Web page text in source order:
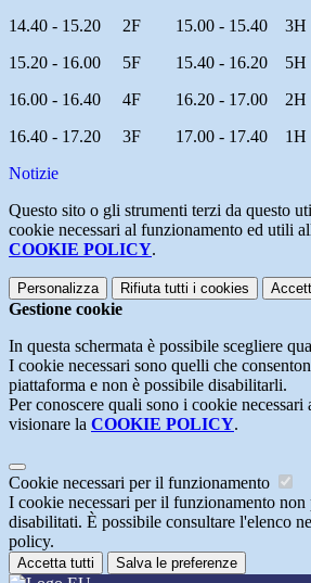
14.40 - 15.20 2F 15.00 - 15.40 3H
15.20 - 16.00 5F 15.40 - 16.20 5H
16.00 - 16.40 4F 16.20 - 17.00 2H
16.40 - 17.20 3F 17.00 - 17.40 1H
Notizie
Questo sito o gli strumenti terzi da questo
cookie necessari al funzionamento ed utili
COOKIE POLICY.
Personalizza Rifiuta tutti i cookies
Gestione cookie
In questa schermata è possibile scegliere
I cookie necessari sono quelli che
piattaforma e non è possibile disabilitarli.
Per conoscere quali sono i cookie
visionare la COOKIE POLICY.
Cookie necessari per il funzionamento
I cookie necessari per il funzionamento non
disabilitati. È possibile consultare l'elenco
policy.
Accetta tutti Salva le preferenze